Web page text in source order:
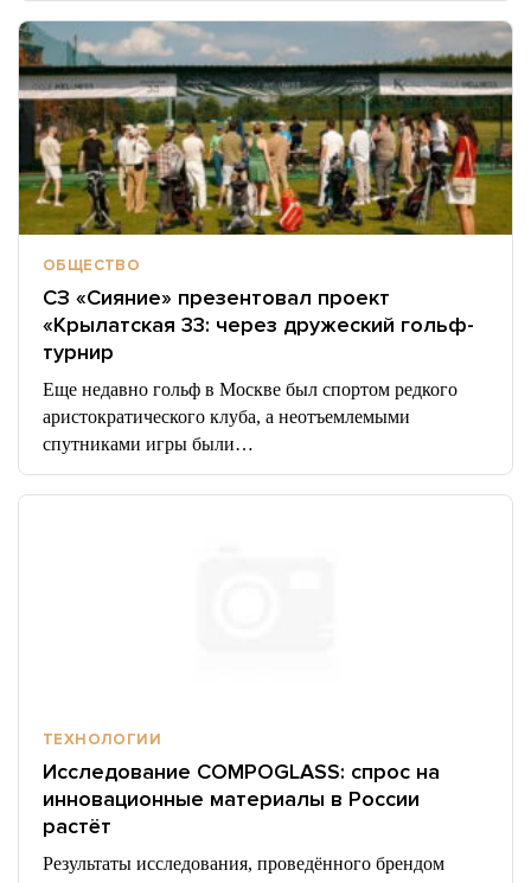
ОБЩЕСТВО
СЗ «Сияние» презентовал проект
«Крылатская 33: через дружеский гольф-
турнир
Еще недавно гольф в Москве был спортом редкого
аристократического клуба, а неотъемлемыми
спутниками игры были…
ТЕХНОЛОГИИ
Исследование COMPOGLASS: спрос на
инновационные материалы в России
растёт
Результаты исследования, проведённого брендом